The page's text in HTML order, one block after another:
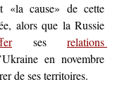
«la cause» de cette
alors que la Russie
ses relations
de ses territoires.